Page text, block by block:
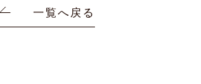
一覧へ戻る